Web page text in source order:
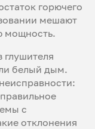
горючего
мешают
мощность.
глушителя
белый дым.
с
отклонения